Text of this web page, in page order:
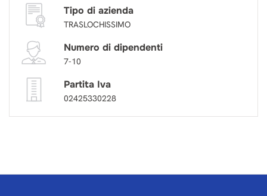
Tipo di azienda
TRASLOCHISSIMO
Numero di dipendenti
7-10
Partita Iva
02425330228